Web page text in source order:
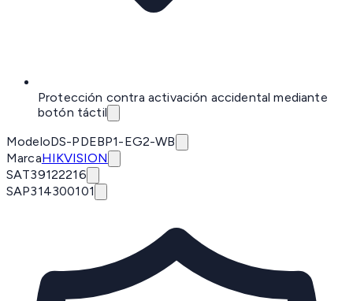
Protección contra activación accidental mediante
botón táctil
ModeloDS-PDEBP1-EG2-WB
MarcaHIKVISION
SAT39122216
SAP314300101